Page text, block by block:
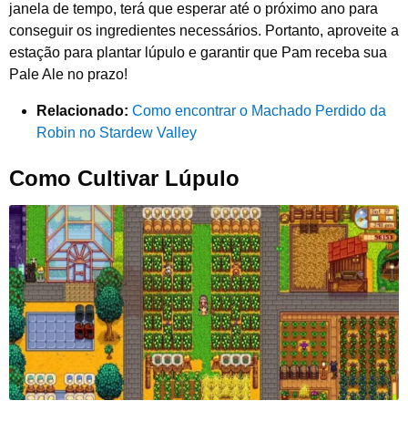
janela de tempo, terá que esperar até o próximo ano para
conseguir os ingredientes necessários. Portanto, aproveite a
estação para plantar lúpulo e garantir que Pam receba sua
Pale Ale no prazo!
Relacionado: Como encontrar o Machado Perdido da
Robin no Stardew Valley
Como Cultivar Lúpulo